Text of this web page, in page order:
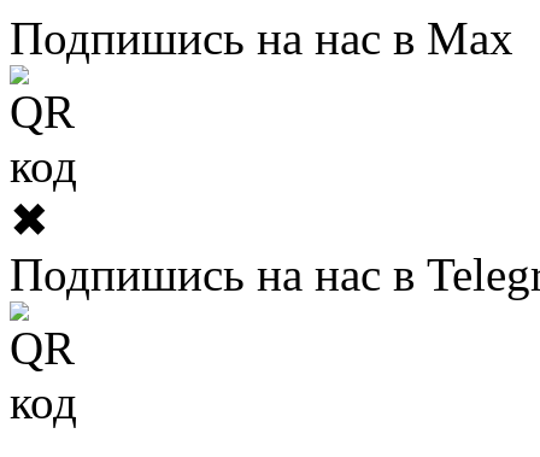
Подпишись на нас в Max
✖
Подпишись на нас в